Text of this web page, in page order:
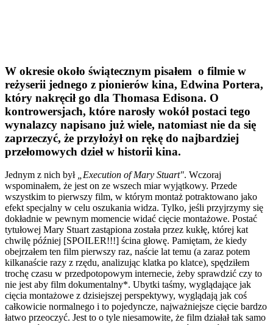
W okresie około świątecznym pisałem o filmie w
reżyserii jednego z pionierów kina, Edwina Portera,
który nakręcił go dla Thomasa Edisona. O
kontrowersjach, które narosły wokół postaci tego
wynalazcy napisano już wiele, natomiast nie da się
zaprzeczyć, że przyłożył on rękę do najbardziej
przełomowych dzieł w historii kina.
Jednym z nich był„Execution of Mary Stuart". Wczoraj
wspominałem, że jest on ze wszech miar wyjątkowy. Przede
wszystkim to pierwszy film, w którym montaż potraktowano jako
efekt specjalny w celu oszukania widza. Tylko, jeśli przyjrzymy się
dokładnie w pewnym momencie widać cięcie montażowe. Postać
tytułowej Mary Stuart zastąpiona została przez kukłę, której kat
chwilę później [SPOILER!!!] ścina głowę. Pamiętam, że kiedy
obejrzałem ten film pierwszy raz, naście lat temu (a zaraz potem
kilkanaście razy z rzędu, analizując klatka po klatce), spędziłem
trochę czasu w przedpotopowym internecie, żeby sprawdzić czy to
nie jest aby film dokumentalny*. Ubytki taśmy, wyglądające jak
cięcia montażowe z dzisiejszej perspektywy, wyglądają jak coś
całkowicie normalnego i to pojedyncze, najważniejsze cięcie bardzo
łatwo przeoczyć. Jest to o tyle niesamowite, że film działał tak samo